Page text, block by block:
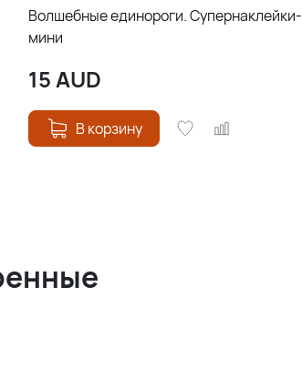
Волшебные единороги. Супернаклейки-
мини
15AUD
В корзину